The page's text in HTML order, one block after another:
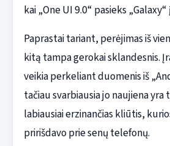
kai „One UI 9.0“ pasieks
Paprastai tariant, perėjimas iš
kitą tampa gerokai sklandesnis.
veikia perkeliant duomenis iš
tačiau svarbiausia jo naujiena yra
labiausiai erzinančias kliūtis,
pririšdavo prie senų telefonų.